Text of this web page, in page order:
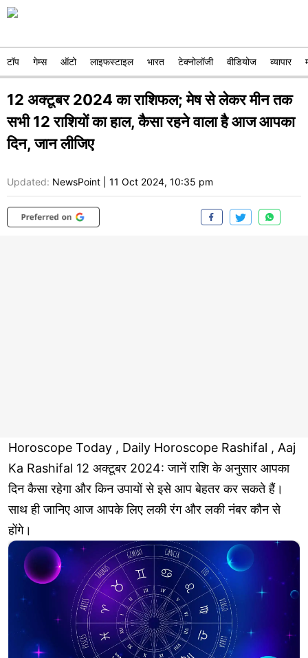
टॉप गेम्स ऑटो लाइफस्टाइल भारत टेक्नोलॉजी वीडियोज व्यापार
12 अक्टूबर 2024 का राशिफल; मेष से लेकर मीन तक
सभी 12 राशियों का हाल, कैसा रहने वाला है आज आपका
दिन, जान लीजिए
Updated: NewsPoint 11 Oct 2024, 10:35 pm
Horoscope Today , Daily Horoscope Rashifal , Aaj
Ka Rashifal 12 अक्टूबर 2024: जानें राशि के अनुसार आपका
दिन कैसा रहेगा और किन उपायों से इसे आप बेहतर कर सकते हैं।
साथ ही जानिए आज आपके लिए लकी रंग और लकी नंबर कौन से
होंगे।